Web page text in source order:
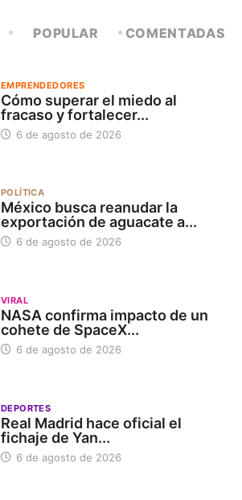
POPULAR COMENTADAS
EMPRENDEDORES
Cómo superar el miedo al
fracaso y fortalecer...
6 de agosto de 2026
POLÍTICA
México busca reanudar la
exportación de aguacate a...
6 de agosto de 2026
VIRAL
NASA confirma impacto de un
cohete de SpaceX...
6 de agosto de 2026
DEPORTES
Real Madrid hace oficial el
fichaje de Yan...
6 de agosto de 2026